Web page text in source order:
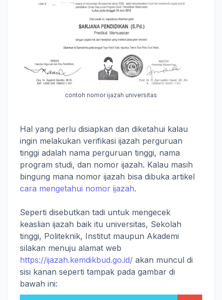
contoh nomor ijazah universitas
Hal yang perlu disiapkan dan diketahui kalau
ingin melakukan verifikasi ijazah perguruan
tinggi adalah nama perguruan tinggi, nama
program studi, dan nomor ijazah. Kalau masih
bingung mana nomor ijazah bisa dibuka artikel
cara mengetahui nomor ijazah.
Seperti disebutkan tadi untuk mengecek
keaslian ijazah baik itu universitas, Sekolah
tinggi, Politeknik, Institut maupun Akademi
silakan menuju alamat web
https://ijazah.kemdikbud.go.id/ akan muncul di
sisi kanan seperti tampak pada gambar di
bawah ini: